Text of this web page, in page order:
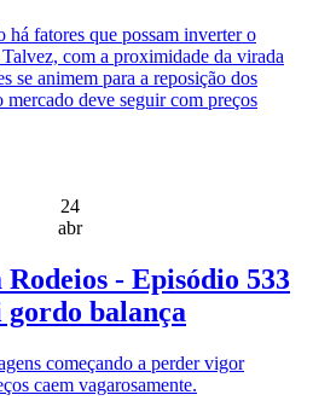
há fatores que possam inverter o
com a proximidade da virada
se animem para a reposição dos
mercado deve seguir com preços
24
abr
- Episódio 533
gordo balança
começando a perder vigor
caem vagarosamente.